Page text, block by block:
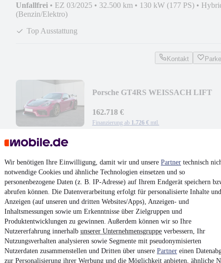
Wir benötigen Ihre Einwilligung, damit wir und unsere Partner technisch
notwendige Cookies und ähnliche Technologien einsetzen und so
personenbezogene Daten (z. B. IP-Adresse) auf Ihrem Endgerät speichern
abrufen können. Die Datenverarbeitung erfolgt für personalisierte Inhalte und
Anzeigen (auf unseren und dritten Websites/Apps), Anzeigen- und
Inhaltsmessungen sowie um Erkenntnisse über Zielgruppen und
Produktentwicklungen zu gewinnen. Außerdem können wir so Ihre
Nutzererfahrung innerhalb unserer Unternehmensgruppe verbessern, Ihr
Nutzungsverhalten analysieren sowie Segmente mit pseudonymisierten
Nutzerdaten zusammenstellen und Dritten über unsere Partner einen
zur Personalisierung ihrer Werbung und die Möglichkeit anbieten, ähnliche
Unfallfrei • EZ 03/2025 • 32.500 km • 130 kW (177 PS) •
(Benzin/Elektro)
Top Ausstattung
Kontakt
Porsche GT4RS WEISSACH LIFT
CLUBSPORT
162.718 €
Finanzierung ab 1.726 € mtl.
Unfallfrei•EZ 02/2023
Kontakt
¹MwSt. ausweisbar
4.6 Sterne
Nutze mobile.de schnell und einfach
App installieren